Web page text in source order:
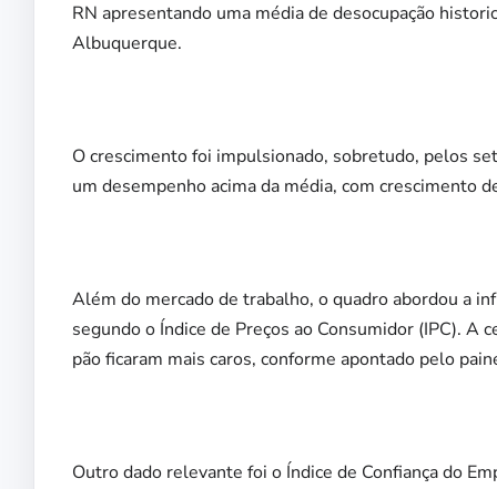
RN apresentando uma média de desocupação
Albuquerque.
O crescimento foi impulsionado, sobretudo, pelos
um desempenho acima da média, com crescimento
Além do mercado de trabalho, o quadro abordou a
segundo o Índice de Preços ao Consumidor (IPC). A
pão ficaram mais caros, conforme apontado pelo
Outro dado relevante foi o Índice de Confiança do